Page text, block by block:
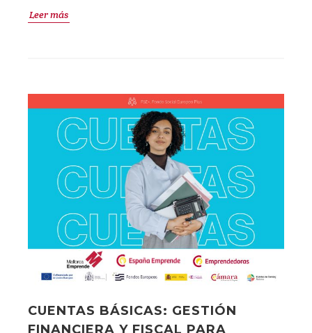
Leer más
CUENTAS BÁSICAS: GESTIÓN
FINANCIERA Y FISCAL PARA